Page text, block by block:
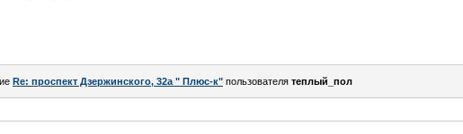
Re: проспект Дзержинского, 32а " Плюс-к" пользователя теплый_пол